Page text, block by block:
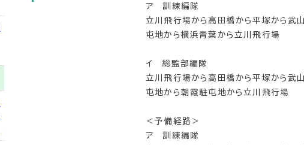
ア 訓練編隊
立川飛行場から高田橋から平塚から武
屯地から横浜青葉から立川飛行場
イ 総監部編隊
立川飛行場から高田橋から平塚から武
屯地から朝霞駐屯地から立川飛行場
＜予備経路＞
ア 訓練編隊